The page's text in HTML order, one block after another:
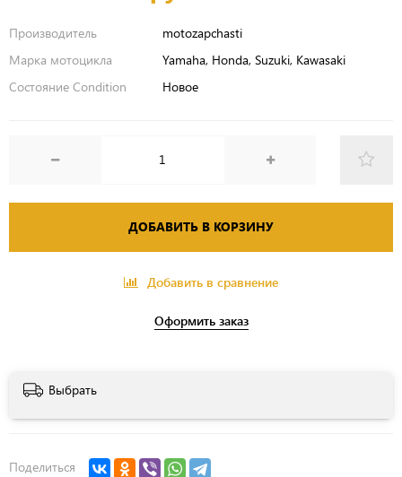
Производитель
motozapchasti
Марка мотоцикла
Yamaha, Honda, Suzuki, Kawasaki
Состояние Condition
Новое
ДОБАВИТЬ В КОРЗИНУ
Добавить в сравнение
Оформить заказ
Выбрать
Поделиться